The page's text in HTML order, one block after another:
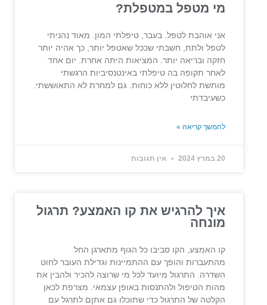
מי מטפל במטפלת?
אני אוהבת לטפל. בעבר, טיפלתי המון. מאוד נהניתי
לטפל ולתת, חשבתי שככל שאטפל יותר, כך אהיה יותר
חזקה ובריאה יותר. המציאות היתה אחרת. יום אחד
לאחר תקופה בה טיפלתי באינטנסיביות הרגשתי
מותשת לחלוטין ללא כוחות. גם למחרת לא התאוששתי.
כשעיבדתי
להמשך קריאה »
20 במרץ 2024 אין תגובות
איך להרגיש את קו האמצע? תרגול
מונחה
קו האמצע, הקו סביבו כל הגוף מתארגן החל
מהתעברות והופך עם ההתמיינות וגדילת העובר לחוט
השדרה. התרגול מיועד לכל מי שרוצה להכיר ולהבין את
מהות הטיפול ולהתנסות באופן עצמאי. מצרפת לכאן
הקלטה של התרגול כדי שתוכלו גם אתןם לתרגל עם